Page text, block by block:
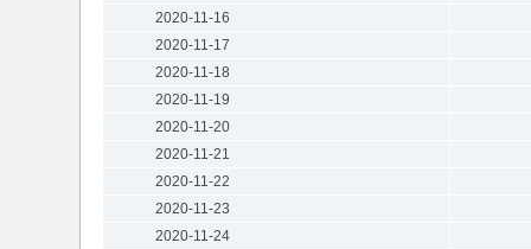
2020-11-16
2020-11-17
2020-11-18
2020-11-19
2020-11-20
2020-11-21
2020-11-22
2020-11-23
2020-11-24